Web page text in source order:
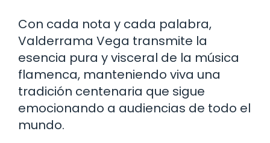
Con cada nota y cada palabra,
Valderrama Vega transmite la
esencia pura y visceral de la música
flamenca, manteniendo viva una
tradición centenaria que sigue
emocionando a audiencias de todo el
mundo.